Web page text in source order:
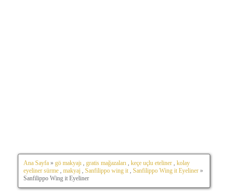
Ana Sayfa » gö makyajı gratis mağazaları keçe uçlu eteliner
kolay
eyeliner sürme
makyaj Sanfilippo wing it Sanfilippo Wing it Eyeliner »
Sanfilippo Wing it Eyeliner